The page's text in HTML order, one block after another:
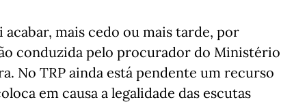
mais cedo ou mais tarde, por
conduzida pelo procurador do Ministério
No TRP ainda está pendente um recurso
em causa a legalidade das escutas